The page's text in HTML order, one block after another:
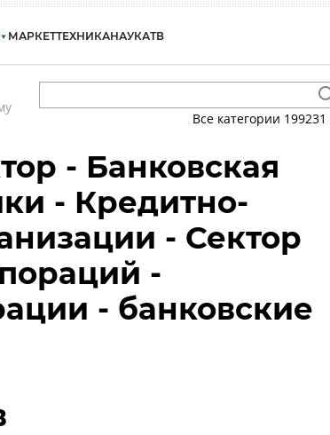
МАРКЕТТЕХНИКАНАУКАТВ
Все категории 199231
- Банковская
- Кредитно-
- Сектор
-
- банковские